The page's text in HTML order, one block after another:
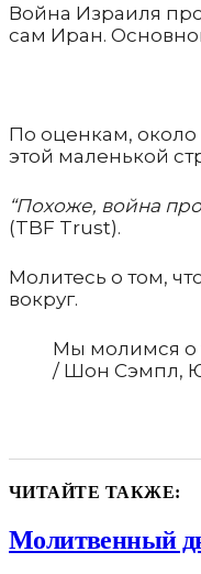
Война Израиля
сам Иран.
По оценкам,
этой маленькой
“Похоже, война
(TBF Trust).
Молитесь о том,
вокруг.
Мы молимся о
/ Шон Сэмпл,
ЧИТАЙТЕ ТАКЖЕ:
Молитвенный